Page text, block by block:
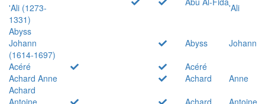
'Ali (1273-
1331)
'Ali
Abyss
Johann
(1614-1697)
Abyss
Johann
Acéré
Acéré
Achard Anne
Achard
Anne
Achard
Antoine
Achard
Antoine